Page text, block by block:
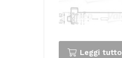
Leggi tutto